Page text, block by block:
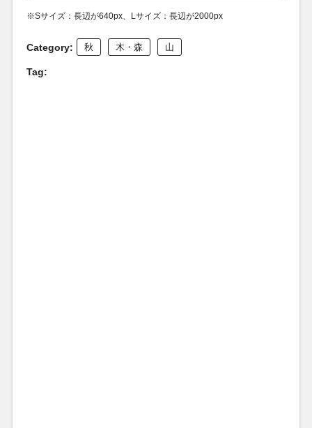
※Sサイズ：長辺が640px、Lサイズ：長辺が2000px
Category: 秋 木・森 山
Tag: